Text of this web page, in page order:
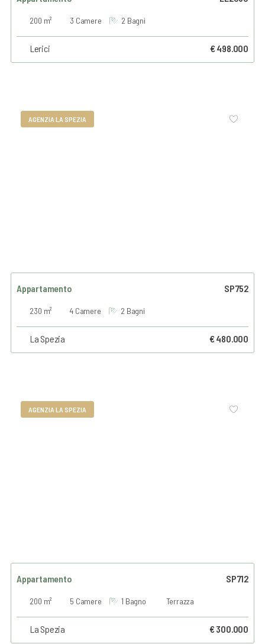
200 m² 3 Camere 2 Bagni
Lerici € 498.000
AGENZIA LA SPEZIA
Appartamento SP752
230 m² 4 Camere 2 Bagni
La Spezia € 480.000
AGENZIA LA SPEZIA
Appartamento SP712
200 m² 5 Camere 1 Bagno Terrazza
La Spezia € 300.000